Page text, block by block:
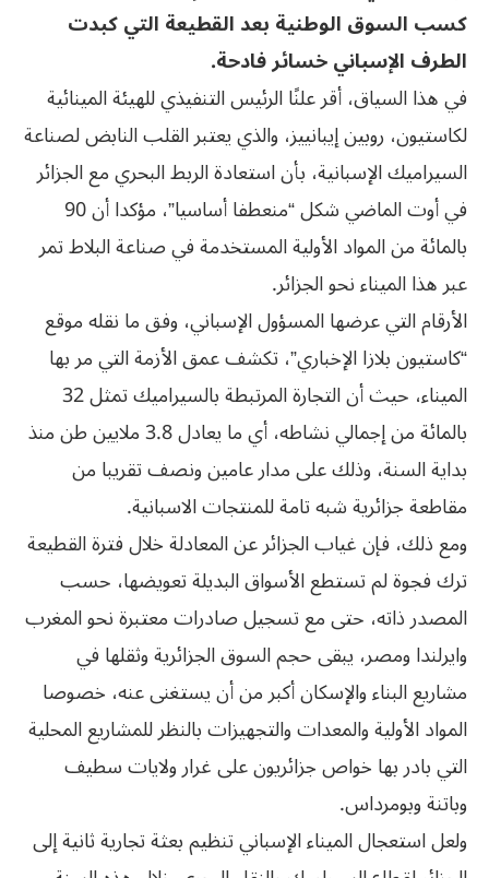
كسب السوق الوطنية بعد القطيعة التي كبدت
الطرف الإسباني خسائر فادحة.
في هذا السياق، أقر علنًا الرئيس التنفيذي للهيئة المينائية
لكاستيون، روبين إيبانييز، والذي يعتبر القلب النابض لصناعة
السيراميك الإسبانية، بأن استعادة الربط البحري مع الجزائر
في أوت الماضي شكل “منعطفا أساسيا”، مؤكدا أن 90
بالمائة من المواد الأولية المستخدمة في صناعة البلاط تمر
عبر هذا الميناء نحو الجزائر.
الأرقام التي عرضها المسؤول الإسباني، وفق ما نقله موقع
“كاستيون بلازا الإخباري”، تكشف عمق الأزمة التي مر بها
الميناء، حيث أن التجارة المرتبطة بالسيراميك تمثل 32
بالمائة من إجمالي نشاطه، أي ما يعادل 3.8 ملايين طن منذ
بداية السنة، وذلك على مدار عامين ونصف تقريبا من
مقاطعة جزائرية شبه تامة للمنتجات الاسبانية.
ومع ذلك، فإن غياب الجزائر عن المعادلة خلال فترة القطيعة
ترك فجوة لم تستطع الأسواق البديلة تعويضها، حسب
المصدر ذاته، حتى مع تسجيل صادرات معتبرة نحو المغرب
وايرلندا ومصر، يبقى حجم السوق الجزائرية وثقلها في
مشاريع البناء والإسكان أكبر من أن يستغنى عنه، خصوصا
المواد الأولية والمعدات والتجهيزات بالنظر للمشاريع المحلية
التي بادر بها خواص جزائريون على غرار ولايات سطيف
وباتنة وبومرداس.
ولعل استعجال الميناء الإسباني تنظيم بعثة تجارية ثانية إلى